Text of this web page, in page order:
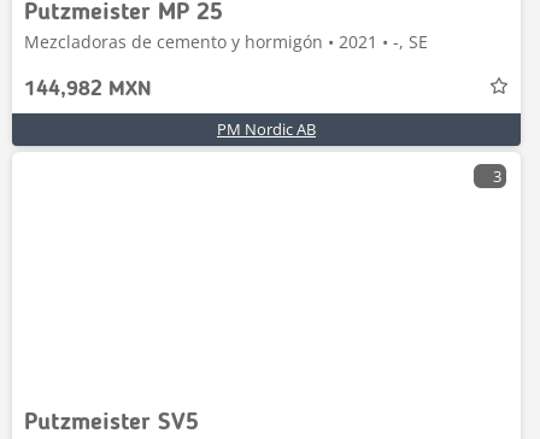
Putzmeister MP 25
Mezcladoras de cemento y hormigón • 2021 • -, SE
144,982 MXN
PM Nordic AB
3
Putzmeister SV5